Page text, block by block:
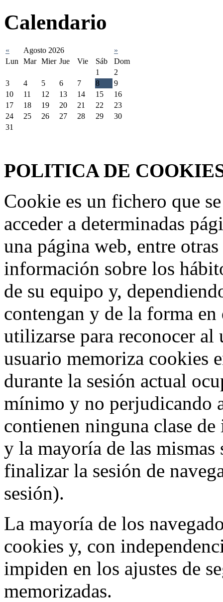
Calendario
« Agosto 2026
»
Lun
Mar Mier Jue Vie Sáb
Dom
1
2
3
4 5 6 7 8
9
10
11 12 13 14 15
16
17
18 19 20 21 22
23
24
25 26 27 28 29
30
31
POLITICA DE
Cookie es un fichero que
acceder a determinadas
una página web, entre
información sobre los
de su equipo y,
contengan y de la forma
utilizarse para reconocer
usuario memoriza cookies
durante la sesión actual
mínimo y no perjudicando
contienen ninguna clase
y la mayoría de las
finalizar la sesión de
sesión).
La mayoría de los
cookies y, con
impiden en los ajustes de
memorizadas.